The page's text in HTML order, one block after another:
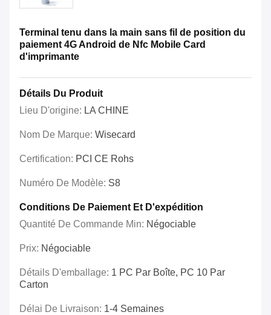
Terminal tenu dans la main sans fil de position du
paiement 4G Android de Nfc Mobile Card
d'imprimante
Détails Du Produit
Lieu D'origine: LA CHINE
Nom De Marque: Wisecard
Certification: PCI CE Rohs
Numéro De Modèle: S8
Conditions De Paiement Et D'expédition
Quantité De Commande Min: Négociable
Prix: Négociable
Détails D'emballage: 1 PC Par Boîte, PC 10 Par
Carton
Délai De Livraison: 1-4 Semaines